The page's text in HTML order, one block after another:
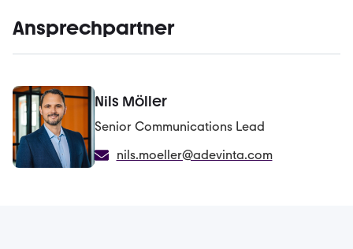
Ansprechpartner
Nils Möller
Senior Communications Lead
nils.moeller@adevinta.com